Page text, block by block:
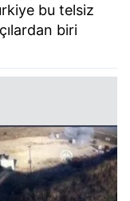
bu telsiz
biri